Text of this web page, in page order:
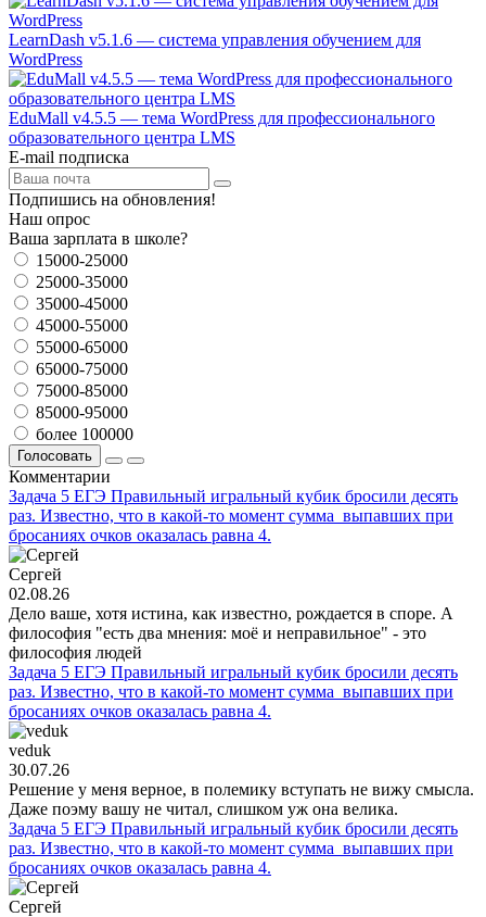
LearnDash v5.1.6 — система управления обучением для
WordPress
EduMall v4.5.5 — тема WordPress для профессионального
образовательного центра LMS
E-mail подписка
Подпишись на обновления!
Наш опрос
Ваша зарплата в школе?
15000-25000
25000-35000
35000-45000
45000-55000
55000-65000
65000-75000
75000-85000
85000-95000
более 100000
Голосовать
Комментарии
Задача 5 ЕГЭ Правильный игральный кубик бросили десять
раз. Известно, что в какой-то момент сумма выпавших при
бросаниях очков оказалась равна 4.
Сергей
02.08.26
Дело ваше, хотя истина, как известно, рождается в споре. А
философия "есть два мнения: моё и неправильное" - это
философия людей
Задача 5 ЕГЭ Правильный игральный кубик бросили десять
раз. Известно, что в какой-то момент сумма выпавших при
бросаниях очков оказалась равна 4.
veduk
30.07.26
Решение у меня верное, в полемику вступать не вижу смысла.
Даже поэму вашу не читал, слишком уж она велика.
Задача 5 ЕГЭ Правильный игральный кубик бросили десять
раз. Известно, что в какой-то момент сумма выпавших при
бросаниях очков оказалась равна 4.
Сергей